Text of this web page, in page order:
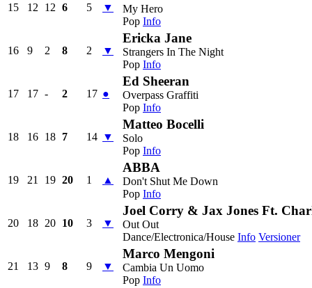
15 12 12 6 5 ▼
My Hero
Pop Info
16 9 2 8 2 ▼
Ericka Jane
Strangers In The Night
Pop Info
17 17 - 2 17 ●
Ed Sheeran
Overpass Graffiti
Pop Info
18 16 18 7 14 ▼
Matteo Bocelli
Solo
Pop Info
19 21 19 20 1 ▲
ABBA
Don't Shut Me Down
Pop Info
20 18 20 10 3 ▼
Joel Corry & Jax Jones Ft.
Out Out
Dance/Electronica/House Info Versioner
21 13 9 8 9 ▼
Marco Mengoni
Cambia Un Uomo
Pop Info